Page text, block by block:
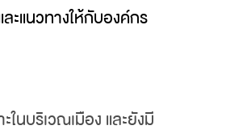
ะแนวทางให้กับองค์กร
นบริเวณเมือง และยังมี